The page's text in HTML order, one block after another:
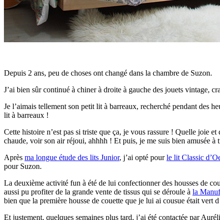
Depuis 2 ans, peu de choses ont changé dans la chambre de Suzon.
J’ai bien sûr continué à chiner à droite à gauche des jouets vintage,
Je l’aimais tellement son petit lit à barreaux, recherché pendant des
lit à barreaux !
Cette histoire n’est pas si triste que ça, je vous rassure ! Quelle joie
chaude, voir son air réjoui, ahhhh ! Et puis, je me suis bien amusée
Après ma longue étude des lits Junior, j’ai opté pourle lit Classic
pour Suzon.
La deuxième activité fun à été de lui confectionner des housses de
aussi pu profiter de la grande vente de tissus qui se déroule à la
bien que la première housse de couette que je lui ai cousue était vert
Et justement, quelques semaines plus tard, j’ai été contactée par